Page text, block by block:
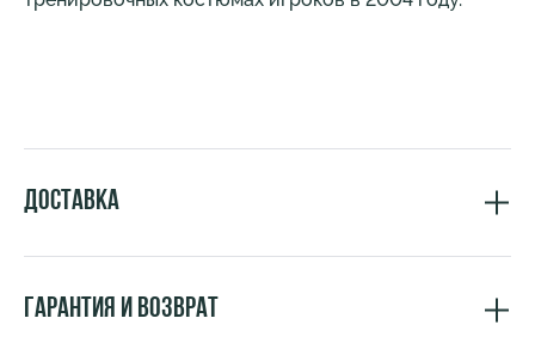
Доставка
Гарантия и возврат